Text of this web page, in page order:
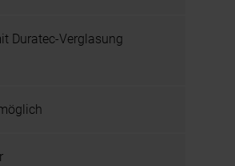
Duratec-Verglasung